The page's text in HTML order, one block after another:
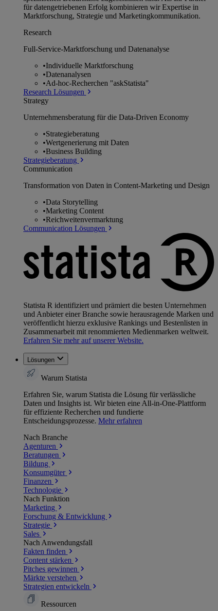
für datengetriebenen Erfolg kombinieren wir Expertise in
Marktforschung, Strategie und Marketingkommunikation.
Research
Full-Service-Marktforschung und Datenanalyse
•Individuelle Marktforschung
•Datenanalysen
•Ad-hoc-Recherchen "askStatista"
Research Lösungen
Strategy
Unternehmens­beratung für die Data-Driven Economy
•Strategieberatung
•Wertgenerierung mit Daten
•Business Building
Strategieberatung
Communication
Transformation von Daten in Content-Marketing und Design
•Data Storytelling
•Marketing Content
•Reichweitenvermarktung
Communication Lösungen
Statista R identifiziert und prämiert die besten Unternehmen
und Anbieter einer Branche sowie herausragende Marken und
veröffentlicht hierzu exklusive Rankings und Bestenlisten in
Zusammenarbeit mit renommierten Medienmarken weltweit.
Erfahren Sie mehr auf unserer Website.
Lösungen
Warum Statista
Erfahren Sie, warum Statista die Lösung für verlässliche
Daten und Insights ist. Wir bieten eine All-in-One-Plattform
für effiziente Recherchen und fundierte
Entscheidungsprozesse. Mehr erfahren
Nach Branche
Agenturen
Beratungen
Bildung
Konsumgüter
Finanzen
Technologie
Nach Funktion
Marketing
Forschung & Entwicklung
Strategie
Sales
Nach Anwendungsfall
Fakten finden
Content stärken
Pitches gewinnen
Märkte verstehen
Strategien entwickeln
Ressourcen